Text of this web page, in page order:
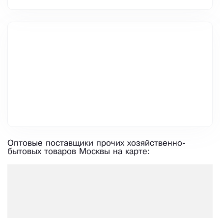
Оптовые поставщики прочих хозяйственно-
бытовых товаров Москвы на карте: